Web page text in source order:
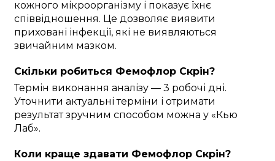
кожного мікроорганізму і показує їхнє
співвідношення. Це дозволяє виявити
приховані інфекції, які не виявляються
звичайним мазком.
Скільки робиться Фемофлор Скрін?
Термін виконання аналізу — 3 робочі дні.
Уточнити актуальні терміни і отримати
результат зручним способом можна у «Кью
Лаб».
Коли краще здавати Фемофлор Скрін?